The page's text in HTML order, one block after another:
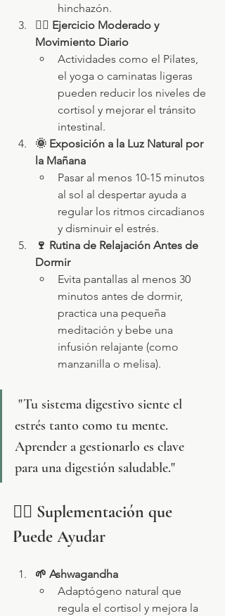
hinchazón.
🏃‍♀️ Ejercicio Moderado y
Movimiento Diario
Actividades como el Pilates,
el yoga o caminatas ligeras
pueden reducir los niveles de
cortisol y mejorar el tránsito
intestinal.
🌞 Exposición a la Luz Natural por
la Mañana
Pasar al menos 10-15 minutos
al sol al despertar ayuda a
regular los ritmos circadianos
y disminuir el estrés.
🍷 Rutina de Relajación Antes de
Dormir
Evita pantallas al menos 30
minutos antes de dormir,
practica una pequeña
meditación y bebe una
infusión relajante (como
manzanilla o melisa).
"Tu sistema digestivo siente el
estrés tanto como tu mente.
Aprender a gestionarlo es clave
para una digestión saludable."
🧜‍♀️ Suplementación que
Puede Ayudar
🌱 Ashwagandha
Adaptógeno natural que
regula el cortisol y mejora la